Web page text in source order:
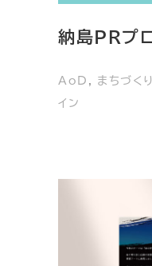
納島PRプ
AoD , まちづくり
イン